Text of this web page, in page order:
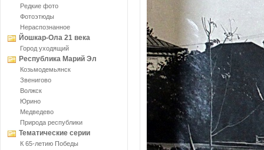
Редкие фото
Фотоэтюды
Нераспознанное
Йошкар-Ола 21 века
Город уходящий
Республика Марий Эл
Козьмодемьянск
Звенигово
Волжск
Юрино
Медведево
Природа республики
Тематические серии
К 65-летию Победы